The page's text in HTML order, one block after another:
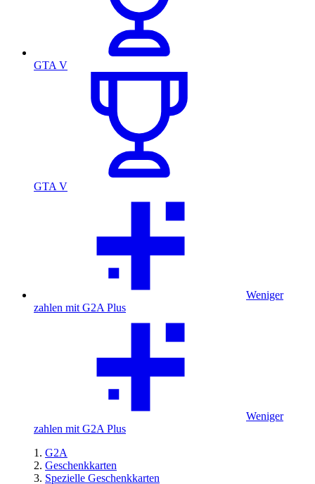
GTA V
GTA V
Weniger
zahlen mit G2A Plus
Weniger
zahlen mit G2A Plus
G2A
Geschenkkarten
Spezielle Geschenkkarten